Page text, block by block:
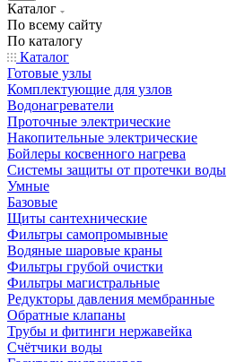
Каталог
По всему сайту
По каталогу
Каталог
Готовые узлы
Комплектующие для узлов
Водонагреватели
Проточные электрические
Накопительные электрические
Бойлеры косвенного нагрева
Системы защиты от протечки воды
Умные
Базовые
Щиты сантехнические
Фильтры самопромывные
Водяные шаровые краны
Фильтры грубой очистки
Фильтры магистральные
Редукторы давления мембранные
Обратные клапаны
Трубы и фитинги нержавейка
Счётчики воды